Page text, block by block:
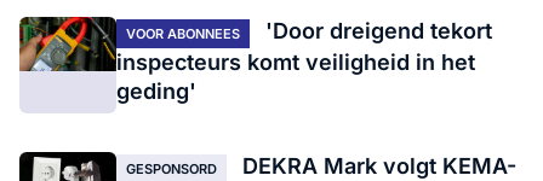
VOOR ABONNEES
'Door dreigend tekort
inspecteurs komt veiligheid in het
geding'
GESPONSORD
DEKRA Mark volgt KEMA-